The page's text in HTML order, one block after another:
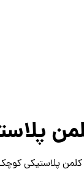
کلمن پلاستیکی